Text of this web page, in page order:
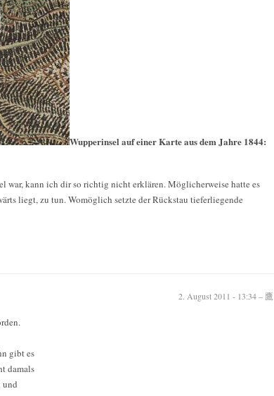
Wupperinsel auf einer Karte aus dem Jahre 1844:
war, kann ich dir so richtig nicht erklären. Möglicherweise hatte es
liegt, zu tun. Womöglich setzte der Rückstau tieferliegende
2. August 2011 - 13:34 – 鷹
gibt es
damals
und